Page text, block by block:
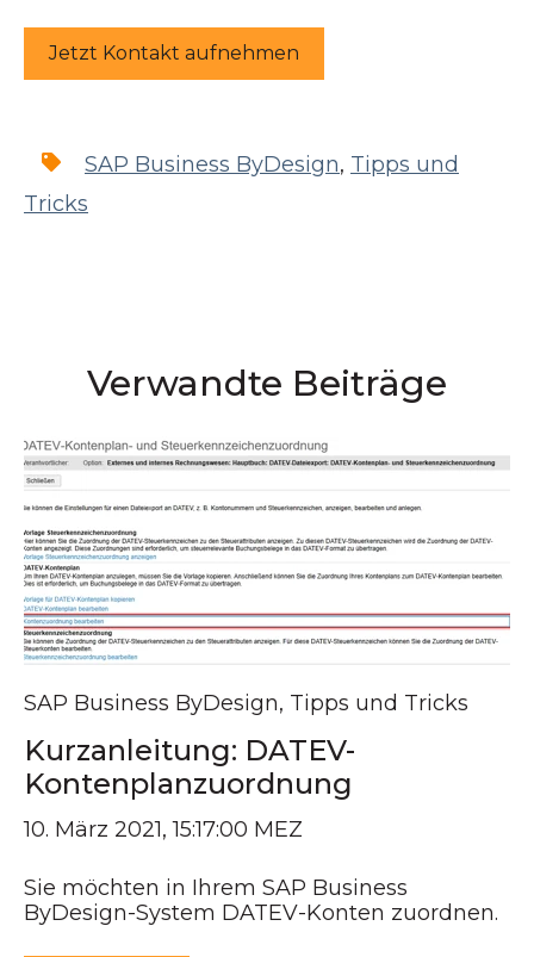
Jetzt Kontakt aufnehmen
SAP Business ByDesign, Tipps und
Tricks
Verwandte Beiträge
SAP Business ByDesign, Tipps und Tricks
Kurzanleitung: DATEV-
Kontenplanzuordnung
10. März 2021, 15:17:00 MEZ
Sie möchten in Ihrem SAP Business
ByDesign-System DATEV-Konten zuordnen.